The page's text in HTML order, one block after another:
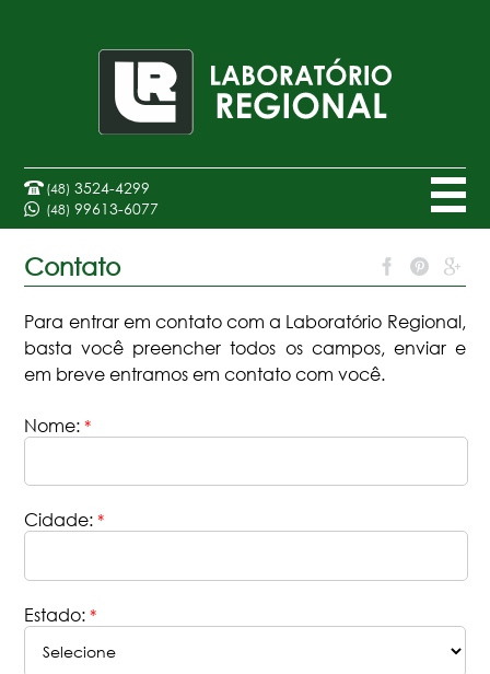
(48) 3524-4299
(48) 99613-6077
Contato
Para entrar em contato com a Laboratório Regional,
basta você preencher todos os campos, enviar e
em breve entramos em contato com você.
Nome: *
Cidade: *
Estado: *